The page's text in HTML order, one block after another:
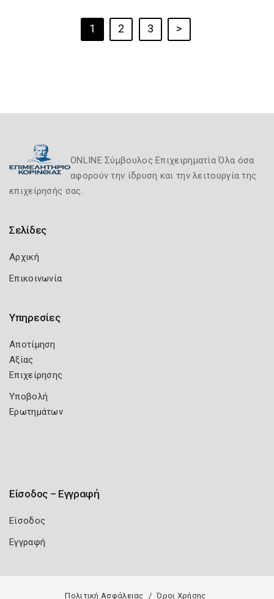
1 2 3 >
ONLINE Σύμβουλος Επιχειρηματία Όλα όσα
αφορούν την ίδρυση και την λειτουργία της
επιχείρησής σας.
Σελίδες
Αρχική
Επικοινωνία
Υπηρεσίες
Αποτίμηση
Αξίας
Επιχείρησης
Υποβολή
Ερωτημάτων
Είσοδος – Εγγραφή
Είσοδος
Εγγραφή
Πολιτική Ασφάλειας Όροι Χρήσης